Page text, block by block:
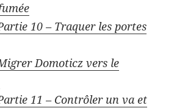
10 – Traquer les portes
Domoticz vers le
11 – Contrôler un va et